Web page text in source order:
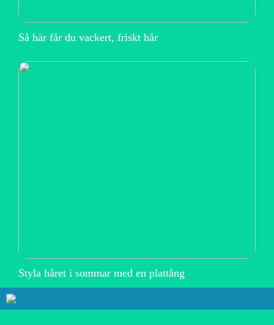
Så här får du vackert, friskt hår
Styla håret i sommar med en plattång